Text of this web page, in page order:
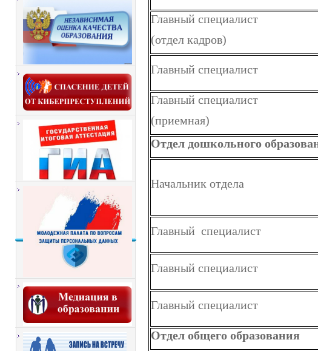
Главный специалист
(отдел кадров)
Главный специалист
Главный специалист
(приемная)
Отдел дошкольного
Начальник отдела
Главный специалист
Главный специалист
Главный специалист
Отдел общего образования